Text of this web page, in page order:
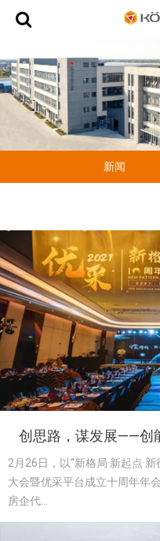
新闻
创思路，谋发展——创
2月26日，以“新格局·新起点·
大会暨优采平台成立十周年年
房企代...